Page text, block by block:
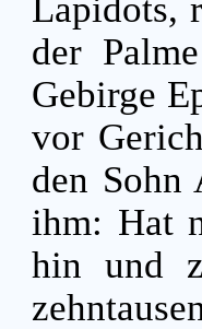
Lapidots,
der
Gebirge
vor
den Sohn
ihm: Hat
hin und